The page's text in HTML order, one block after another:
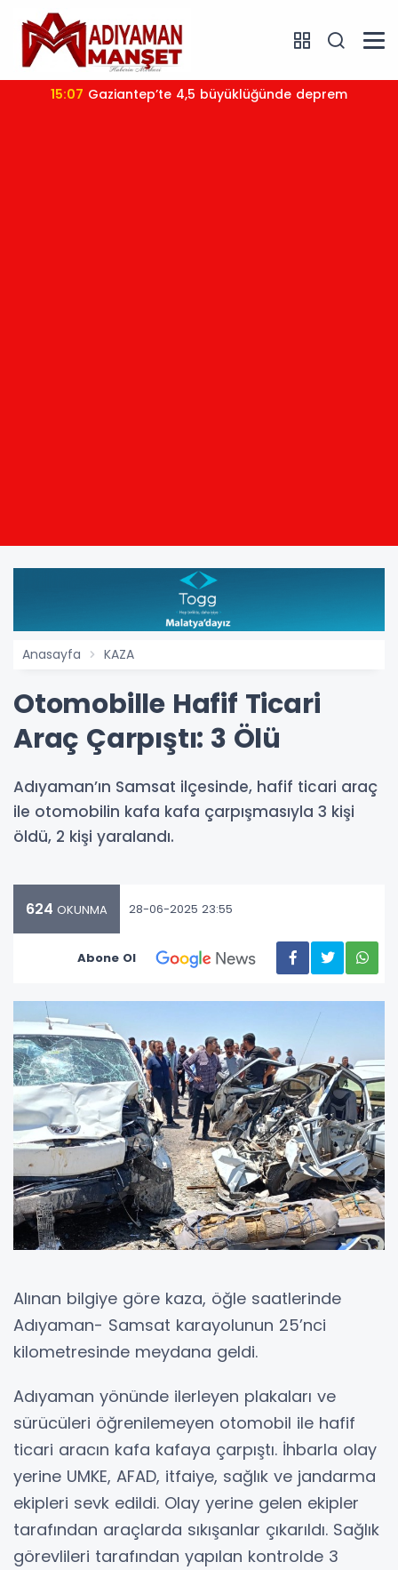
15:07 Gaziantep’te 4,5 büyüklüğünde deprem
Anasayfa KAZA
Otomobille Hafif Ticari
Araç Çarpıştı: 3 Ölü
Adıyaman’ın Samsat ilçesinde, hafif ticari araç
ile otomobilin kafa kafa çarpışmasıyla 3 kişi
öldü, 2 kişi yaralandı.
624 OKUNMA 28-06-2025 23:55
Abone Ol
Alınan bilgiye göre kaza, öğle saatlerinde
Adıyaman- Samsat karayolunun 25’nci
kilometresinde meydana geldi.
Adıyaman yönünde ilerleyen plakaları ve
sürücüleri öğrenilemeyen otomobil ile hafif
ticari aracın kafa kafaya çarpıştı. İhbarla olay
yerine UMKE, AFAD, itfaiye, sağlık ve jandarma
ekipleri sevk edildi. Olay yerine gelen ekipler
tarafından araçlarda sıkışanlar çıkarıldı. Sağlık
görevlileri tarafından yapılan kontrolde 3